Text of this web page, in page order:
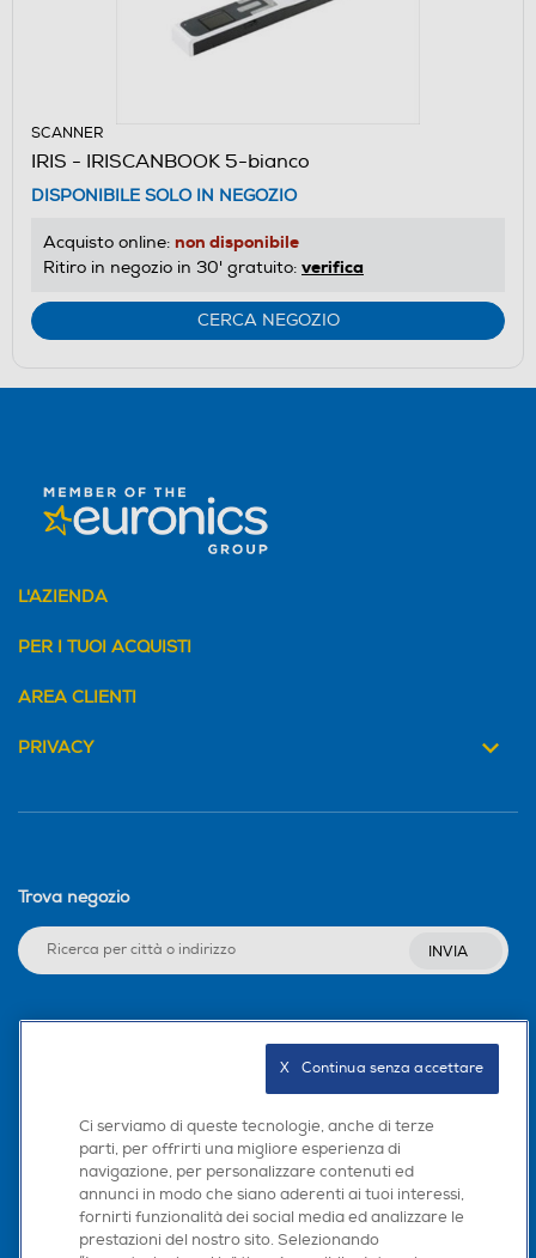
SCANNER
IRIS - IRISCANBOOK 5-bianco
DISPONIBILE SOLO IN NEGOZIO
Acquisto online: non disponibile
Ritiro in negozio in 30' gratuito: verifica
CERCA NEGOZIO
L'AZIENDA
PER I TUOI ACQUISTI
AREA CLIENTI
PRIVACY
Trova negozio
INVIA
Scarica la nostra app
Ci serviamo di queste tecnologie, anche di terze
parti, per offrirti una migliore esperienza di
navigazione, per personalizzare contenuti ed
annunci in modo che siano aderenti ai tuoi interessi,
fornirti funzionalità dei social media ed analizzare le
prestazioni del nostro sito. Selezionando
X   Continua senza accettare